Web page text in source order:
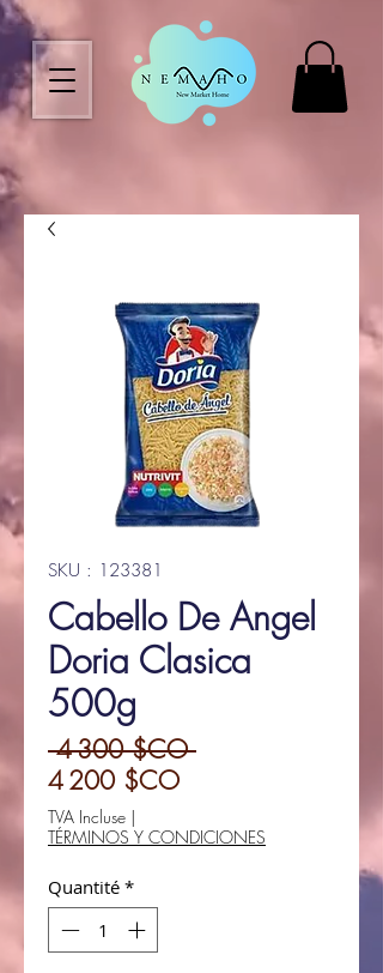
SKU : 123381
Cabello De Angel
Doria Clasica
500g
4 300 $CO Prix
4 200 $COPrix
TVA Incluse |
TÉRMINOS Y CONDICIONES
Quantité *